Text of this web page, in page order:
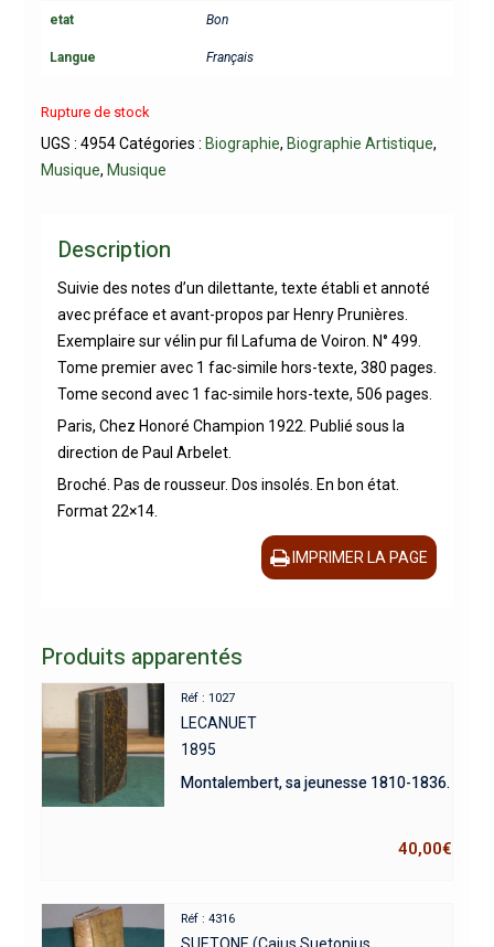
etat Bon
Langue Français
Rupture de stock
UGS : 4954 Catégories : Biographie, Biographie Artistique,
Musique, Musique
Description
Suivie des notes d’un dilettante, texte établi et annoté
avec préface et avant-propos par Henry Prunières.
Exemplaire sur vélin pur fil Lafuma de Voiron. N° 499.
Tome premier avec 1 fac-simile hors-texte, 380 pages.
Tome second avec 1 fac-simile hors-texte, 506 pages.
Paris, Chez Honoré Champion 1922. Publié sous la
direction de Paul Arbelet.
Broché. Pas de rousseur. Dos insolés. En bon état.
Format 22×14.
IMPRIMER LA PAGE
Produits apparentés
Réf : 1027
LECANUET
1895
Montalembert, sa jeunesse 1810-1836.
40,00€
Réf : 4316